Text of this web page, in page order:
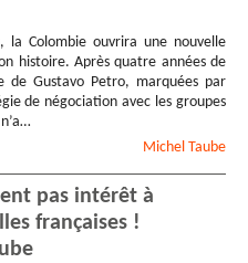
la Colombie ouvrira une nouvelle
histoire. Après quatre années de
de Gustavo Petro, marquées par
de négociation avec les groupes
Michel Taube
pas intérêt à
françaises !